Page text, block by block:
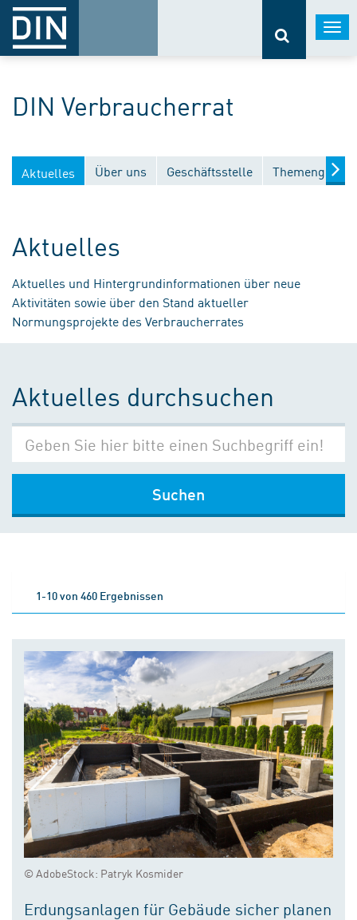
DIN Verbraucherrat
Aktuelles Über uns Geschäftsstelle
Aktuelles
Aktuelles und Hintergrundinformationen über neue
Aktivitäten sowie über den Stand aktueller
Normungsprojekte des Verbraucherrates
Aktuelles durchsuchen
Suchen
1-10 von 460 Ergebnissen
© AdobeStock: Patryk Kosmider
Erdungsanlagen für Gebäude sicher planen